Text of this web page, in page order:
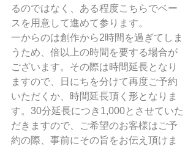
るのではなく、ある程度こちらでベー
スを用意して進めて参ります。
一からのは創作から2時間を過ぎてしま
うため、倍以上の時間を要する場合が
ございます。その際は時間延長となり
ますので、日にちを分けて再度ご予約
いただくか、時間延長頂く形となりま
す。30分延長につき1,000とさせていた
だきますので、ご希望のお客様はご予
約の際、事前にその旨をお伝え頂けま